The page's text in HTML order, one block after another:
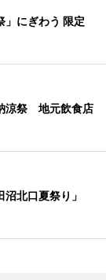
」にぎわう 限定
涼祭 地元飲食店
沼北口夏祭り」